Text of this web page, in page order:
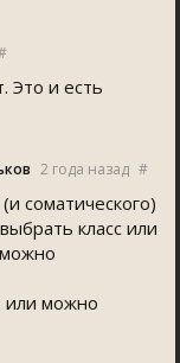
Это и есть
2 года назад #
соматического)
класс или
или можно